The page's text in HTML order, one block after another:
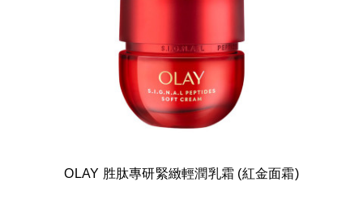
OLAY 胜肽專研緊緻輕潤乳霜 (紅金面霜)